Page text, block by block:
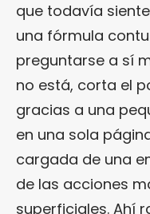
que todavía
una fórmula
preguntarse a sí
no está, corta el
gracias a una
en una sola
cargada de una
de las acciones
superficiales. Ahí